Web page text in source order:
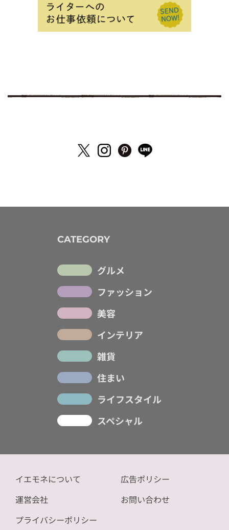
CATEGORY
グルメ
ファッション
美容
インテリア
雑貨
住まい
ライフスタイル
スペシャル
イエモネについて
運営会社
プライバシーポリシー
広告ポリシー
お問い合わせ